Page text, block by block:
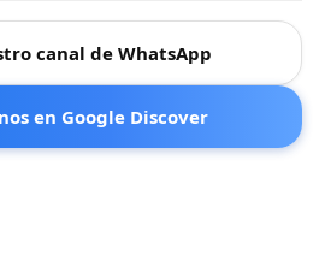
canal de WhatsApp
en Google Discover